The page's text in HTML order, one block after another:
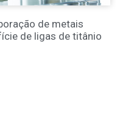
de metais
de ligas de titânio